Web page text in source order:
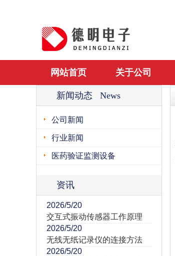
网站首页 关于公司
新闻动态 News
公司新闻
行业新闻
医药验证监测设备
资讯
2026/5/20
交互式振动传感器工作原理
2026/5/20
无线无纸记录仪的连接方法
2026/5/20